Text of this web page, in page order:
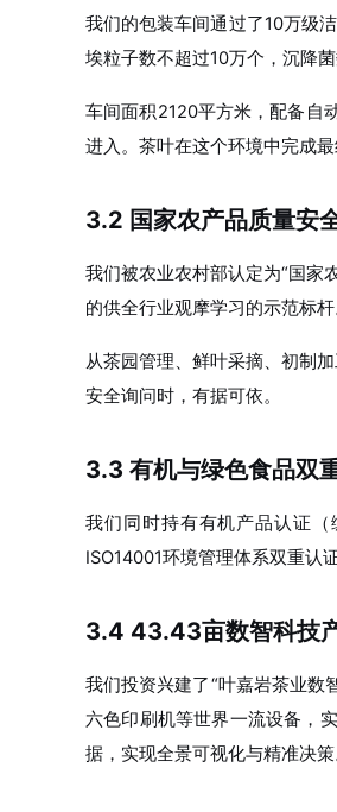
我们的包装车间通过了10万级
埃粒子数不超过10万个，沉降
车间面积2120平方米，配备自
进入。茶叶在这个环境中完成
3.2 国家农产品质量安
我们被农业农村部认定为“国家
的供全行业观摩学习的示范标杆
从茶园管理、鲜叶采摘、初制
安全询问时，有据可依。
3.3 有机与绿色食品双
我们同时持有有机产品认证
ISO14001环境管理体系双重认证
3.4 43.43亩数智科技
我们投资兴建了“叶嘉岩茶业数
六色印刷机等世界一流设备，
据，实现全景可视化与精准决策